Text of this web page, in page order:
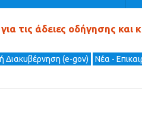
τις άδειες οδήγησης και
Διακυβέρνηση (e-gov)
Νέα -